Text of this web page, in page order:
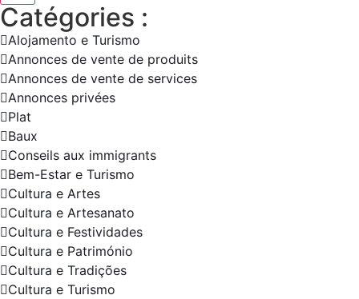
Catégories :
Alojamento e Turismo
Annonces de vente de produits
Annonces de vente de services
Annonces privées
Plat
Baux
Conseils aux immigrants
Bem-Estar e Turismo
Cultura e Artes
Cultura e Artesanato
Cultura e Festividades
Cultura e Património
Cultura e Tradições
Cultura e Turismo